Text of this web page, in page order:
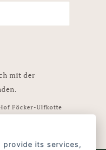
its services,
mit der
Föcker-Ulfkotte